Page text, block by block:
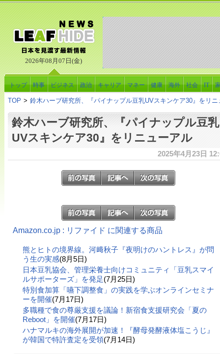
2026年08月07日(金)
トップ 時事 ビジネス 政治 キャリア マネー 健康 海外 社会 IT
TOP > 鈴木ハーブ研究所、『パイナップル豆乳UVスキンケア30』をリニ
鈴木ハーブ研究所、『パイナップル豆乳
UVスキンケア30』をリニューアル
2025年4月23日
Amazon.co.jp : リファイド に関連する商品
熊とヒトの境界線。河﨑秋子『夜明けのハントレス』が問
う生の実感(8月5日)
日本豆乳協会、管理栄養士向けコミュニティ「豆乳スマイ
ルサポーターズ」を発足(7月25日)
特別食加算「嚥下調整食」の実践を学ぶオンラインセミナ
ーを開催(7月17日)
多職種で食の尊厳支援を議論！新宿食支援研究会「夏の
Reboot」を開催(7月17日)
ハナマルキの海外展開が加速！『酵母発酵液体塩こうじ』
が韓国で特許査定を受領(7月14日)